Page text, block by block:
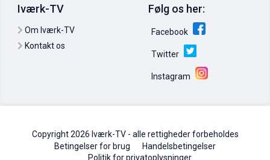
Iværk-TV
Om Iværk-TV
Kontakt os
Følg os her:
Facebook
Twitter
Instagram
Copyright 2026 Iværk-TV - alle rettigheder forbeholdes
Betingelser for brug
Handelsbetingelser
Politik for privatoplysninger